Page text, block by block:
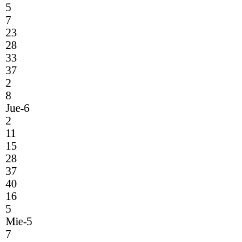
5
7
23
28
33
37
2
8
Jue-6
2
11
15
28
37
40
16
5
Mie-5
7